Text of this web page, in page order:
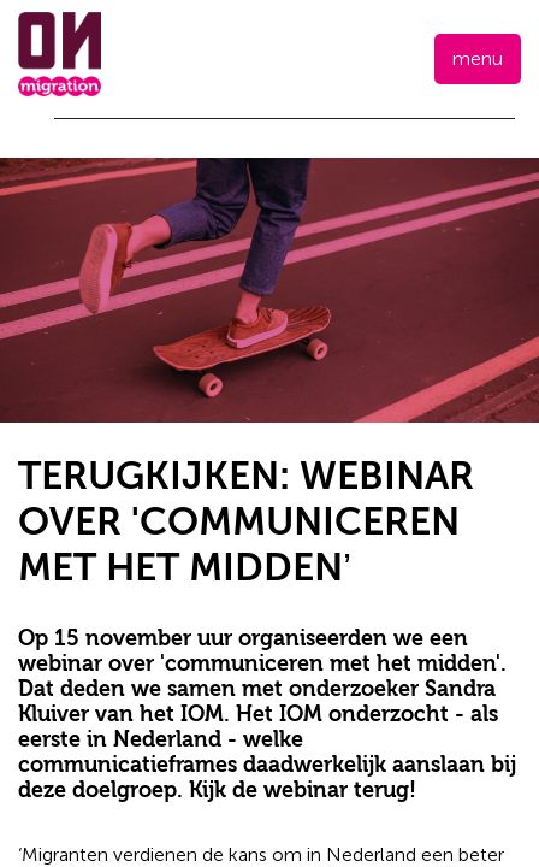
menu
TERUGKIJKEN: WEBINAR
OVER 'COMMUNICEREN
MET HET MIDDEN’
Op 15 november uur organiseerden we een
webinar over 'communiceren met het midden'.
Dat deden we samen met onderzoeker Sandra
Kluiver van het IOM. Het IOM onderzocht - als
eerste in Nederland - welke
communicatieframes daadwerkelijk aanslaan bij
deze doelgroep. Kijk de webinar terug!
‘Migranten verdienen de kans om in Nederland een beter